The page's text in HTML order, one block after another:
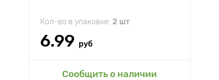
Кол-во в упаковке: 2 шт
6.99 руб
Сообщить о наличии